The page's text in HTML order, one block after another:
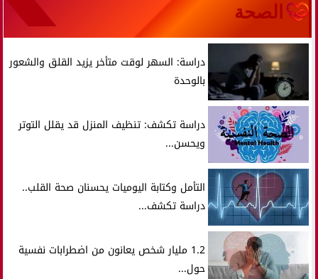
الصحة
دراسة: السهر لوقت متأخر يزيد القلق والشعور
بالوحدة
دراسة تكشف: تنظيف المنزل قد يقلل التوتر
ويحسن...
التأمل وكتابة اليوميات يحسنان صحة القلب..
دراسة تكشف...
1.2 مليار شخص يعانون من اضطرابات نفسية
حول...